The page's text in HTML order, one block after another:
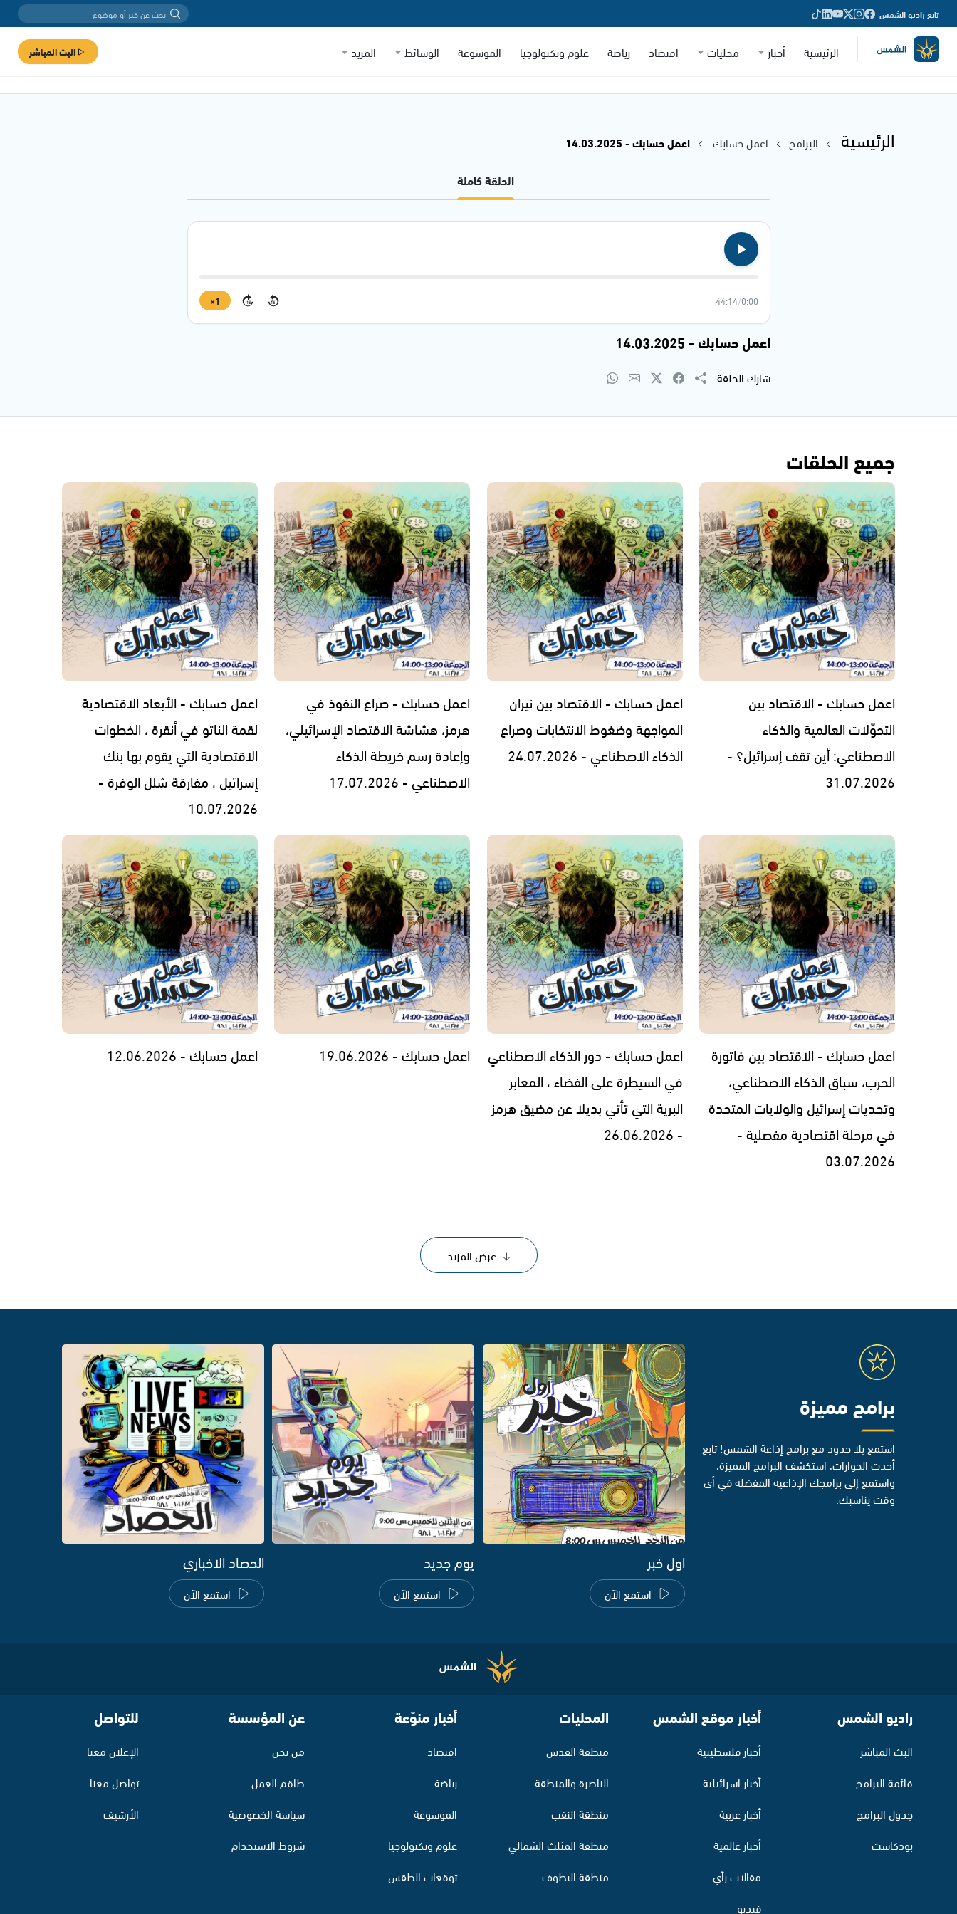
تابع راديو الشمس
الرئيسية أخبار محليات اقتصاد رياضة علوم وتكنولوجيا الموسوعة الوسائط المزيد البث المباشر
الرئيسية البرامج اعمل حسابك
اعمل حسابك - 14.03.2025
الحلقة كاملة
0:00
/
44:14
15
15
1×
اعمل حسابك - 14.03.2025
شارك الحلقة
جميع الحلقات
اعمل حسابك - الاقتصاد بين
التحوّلات العالمية والذكاء
الاصطناعي: أين تقف إسرائيل؟ -
31.07.2026
اعمل حسابك - الاقتصاد بين نيران
المواجهة وضغوط الانتخابات وصراع
الذكاء الاصطناعي - 24.07.2026
اعمل حسابك - صراع النفوذ في
هرمز، هشاشة الاقتصاد الإسرائيلي،
وإعادة رسم خريطة الذكاء
الاصطناعي - 17.07.2026
اعمل حسابك - الأبعاد الاقتصادية
لقمة الناتو في أنقرة ، الخطوات
الاقتصادية التي يقوم بها بنك
إسرائيل ، مفارقة شلل الوفرة -
10.07.2026
اعمل حسابك - الاقتصاد بين فاتورة
الحرب، سباق الذكاء الاصطناعي،
وتحديات إسرائيل والولايات المتحدة
في مرحلة اقتصادية مفصلية -
03.07.2026
اعمل حسابك - دور الذكاء الاصطناعي
في السيطرة على الفضاء ، المعابر
البرية التي تأتي بديلا عن مضيق هرمز
- 26.06.2026
اعمل حسابك - 19.06.2026 اعمل حسابك - 12.06.2026
عرض المزيد
برامج مميزة
استمع بلا حدود مع برامج إذاعة الشمس! تابع
أحدث الحوارات، استكشف البرامج المميزة،
واستمع إلى برامجك الإذاعية المفضلة في أي
وقت يناسبك.
اول خبر
استمع الآن
يوم جديد
استمع الآن
الحصاد الاخباري
استمع الآن
راديو الشمس
البث المباشر
قائمة البرامج
جدول البرامج
بودكاست
أخبار موقع الشمس
أخبار فلسطينية
أخبار اسرائيلية
أخبار عربية
أخبار عالمية
مقالات رأي
فيديو
المحليات
منطقة القدس
الناصرة والمنطقة
منطقة النقب
منطقة المثلث الشمالي
منطقة البطوف
أخبار منوّعة
اقتصاد
رياضة
الموسوعة
علوم وتكنولوجيا
توقعات الطقس
عن المؤسسة
من نحن
طاقم العمل
سياسة الخصوصية
شروط الاستخدام
للتواصل
الإعلان معنا
تواصل معنا
الأرشيف